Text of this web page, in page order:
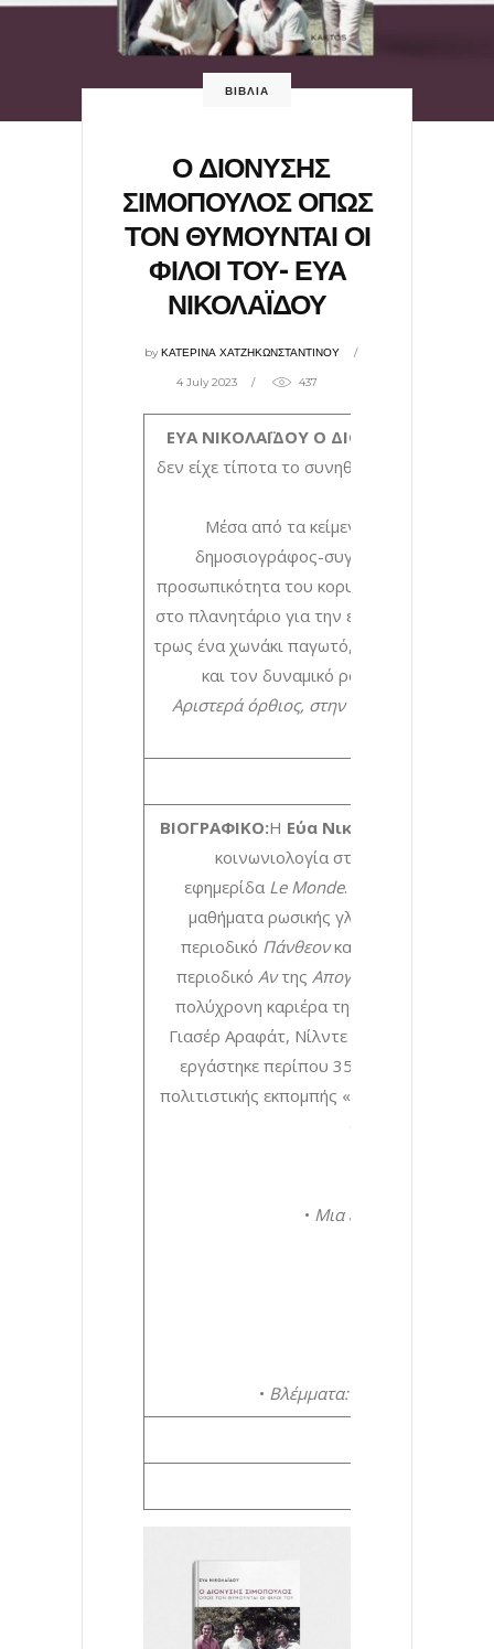
ΒΙΒΛΙΑ
Ο ΔΙΟΝΥΣΗΣ
ΣΙΜΟΠΟΥΛΟΣ ΟΠΩΣ
ΤΟΝ ΘΥΜΟΥΝΤΑΙ ΟΙ
ΦΙΛΟΙ ΤΟΥ- ΕΥΑ
ΝΙΚΟΛΑΪΔΟΥ
byΚΑΤΕΡΙΝΑ ΧΑΤΖΗΚΩΝΣΤΑΝΤΙΝΟΥ
4 July 2023 437
ΕΥΑ ΝΙΚΟΛΑΪΔΟΥ Ο ΔΙΟΝΥΣΗΣ
δεν είχε τίποτα το συνηθισμένο. Ήταν
Μέσα από τα κείμενα αυτού του
δημοσιογράφος-συγγραφέας Εύα
προσωπικότητα του κορυφαίου
στο πλανητάριο για την εκπομπή «9+1
τρως ένα χωνάκι παγωτό, έτσι άλλωστε
και τον δυναμικό ρόλο της συζύγου
Αριστερά όρθιος, στην πίσω σειρά, ο
ΒΙΟΓΡΑΦΙΚΟ:Η Εύα Νικολαΐδου
κοινωνιολογία στο Mary Ward
εφημερίδα LeMonde. Το 1985, με
μαθήματα ρωσικής γλώσσας, καθώς
περιοδικό Πάνθεονκαι συνέχισε στα
περιοδικό Αντης Απογευματινής
πολύχρονη καριέρα της, είχε την
Γιασέρ Αραφάτ, Νίλντε Γιότι,
εργάστηκε περίπου 35 χρόνια. Από το
πολιτιστικής εκπομπής «9+1 Μούσες», η
• Μια ευλαβική
• Βλέμματα: Ιδίοις όμμασι